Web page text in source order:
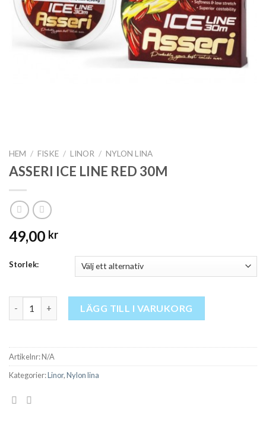
HEM / FISKE / LINOR / NYLON LINA
ASSERI ICE LINE RED 30M
49,00 kr
Storlek:
ASSERI ICE LINE RED 30M mängdLÄGG TILL I VARUKORG
Artikelnr:N/A
Kategorier:Linor,Nylon lina